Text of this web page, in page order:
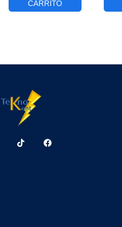
CARRITO